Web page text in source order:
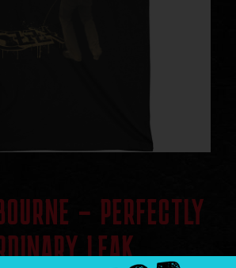
– PERFECTLY
LEAK